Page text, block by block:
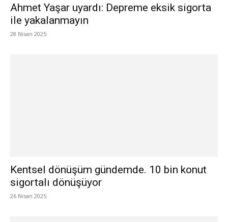
Ahmet Yaşar uyardı: Depreme eksik sigorta
ile yakalanmayın
28 Nisan 2025
Kentsel dönüşüm gündemde. 10 bin konut
sigortalı dönüşüyor
26 Nisan 2025